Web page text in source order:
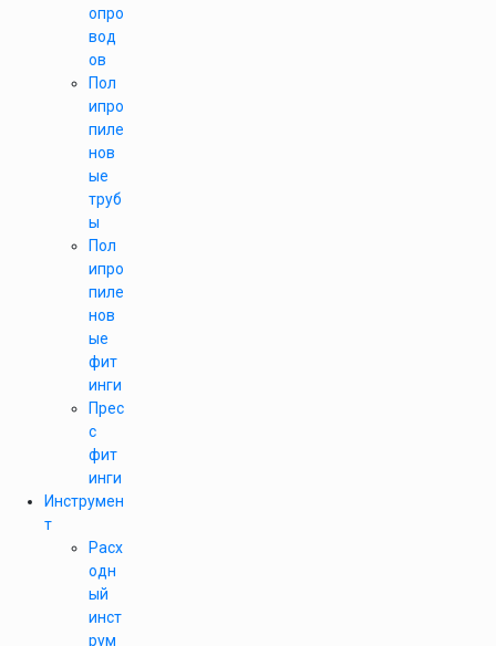
опро
вод
ов
Пол
ипро
пиле
нов
ые
труб
ы
Пол
ипро
пиле
нов
ые
фит
инги
Прес
с
фит
инги
Инструмен
т
Расх
одн
ый
инст
рум